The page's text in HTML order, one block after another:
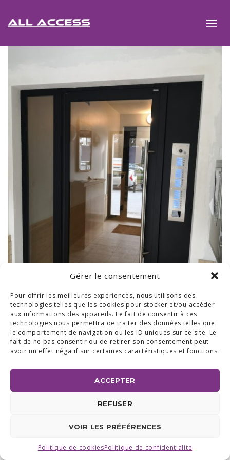
Gérer le consentement
Pour offrir les meilleures expériences, nous utilisons des
technologies telles que les cookies pour stocker et/ou accéder
aux informations des appareils. Le fait de consentir à ces
technologies nous permettra de traiter des données telles que
le comportement de navigation ou les ID uniques sur ce site. Le
fait de ne pas consentir ou de retirer son consentement peut
avoir un effet négatif sur certaines caractéristiques et fonctions.
ACCEPTER
REFUSER
VOIR LES PRÉFÉRENCES
Politique de cookiesPolitique de confidentialité
SHOW ROOM ET BUREAUX RÉGION BRABANT WALLON :
AVENUE DU COMMERCE 24 A, 1420 BRAINE L'ALLEUD
BUREAUX RÉGION LIÉGEOISE :RUE DE LA FERME 71 BTE 2,
POLITIQUE DE CONFIDENTIALITÉ